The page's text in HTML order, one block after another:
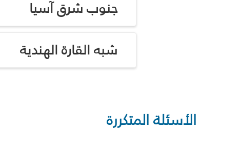
جنوب شرق آسيا
شبه القارة الهندية
الأسئلة المتكررة